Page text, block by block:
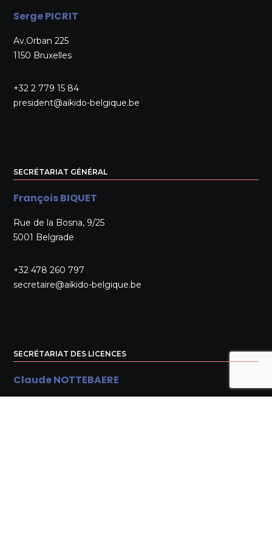
Serge PICRIT
Av.Orban 225
1150 Bruxelles
+32 2 779 15 84
president@aikido-belgique.be
SECRÉTARIAT GÉNÉRAL
François BIQUET
Rue de la Bosna, 9/25
5001 Belgrade
+32 478 260 797
secretaire@aikido-belgique.be
SECRÉTARIAT DES LICENCES
Claude NOTTEBAERE